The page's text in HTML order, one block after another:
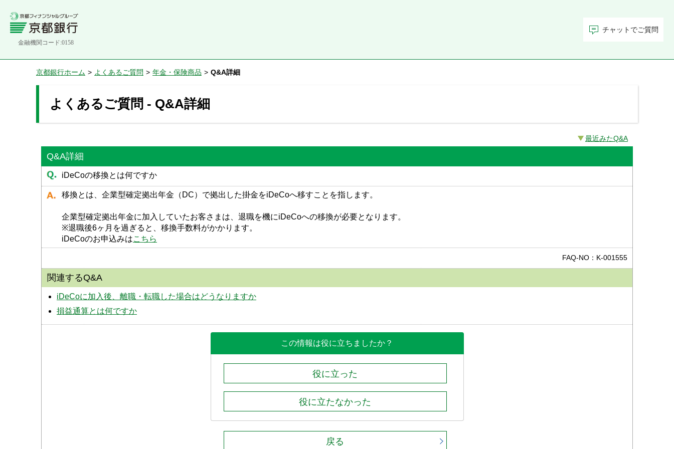
金融機関コード:0158
チャットでご質問
京都銀行ホーム > よくあるご質問 > 年金・保険商品 > Q&A詳細
よくあるご質問 - Q&A詳細
最近みたQ&A
Q&A詳細
iDeCoの移換とは何ですか
移換とは、企業型確定拠出年金（DC）で拠出した掛金をiDeCoへ移すことを指します。
企業型確定拠出年金に加入していたお客さまは、退職を機にiDeCoへの移換が必要となります。
※退職後6ヶ月を過ぎると、移換手数料がかかります。
iDeCoのお申込みはこちら
FAQ-NO：K-001555
関連するQ&A
iDeCoに加入後、離職・転職した場合はどうなりますか
損益通算とは何ですか
この情報は役に立ちましたか？
役に立った
役に立たなかった
戻る